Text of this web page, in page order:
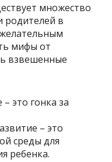
множество
родителей в
мифы от
взвешенные
это гонка за
– это
среды для
ребенка.